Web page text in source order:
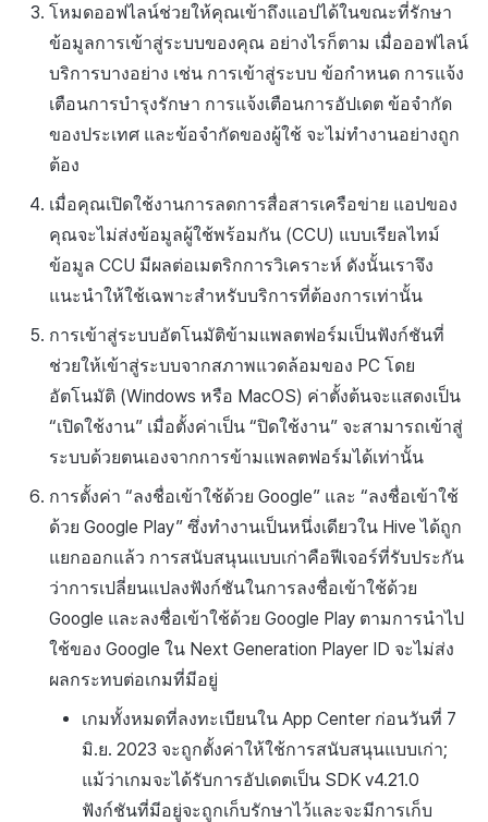
โหมดออฟไลน์ช่วยให้คุณเข้าถึงแอปได้ในขณะที่รักษา
ข้อมูลการเข้าสู่ระบบของคุณ อย่างไรก็ตาม เมื่อออฟไลน์
บริการบางอย่าง เช่น การเข้าสู่ระบบ ข้อกำหนด การแจ้ง
เตือนการบำรุงรักษา การแจ้งเตือนการอัปเดต ข้อจำกัด
ของประเทศ และข้อจำกัดของผู้ใช้ จะไม่ทำงานอย่างถูก
ต้อง
เมื่อคุณเปิดใช้งานการลดการสื่อสารเครือข่าย แอปของ
คุณจะไม่ส่งข้อมูลผู้ใช้พร้อมกัน (CCU) แบบเรียลไทม์
ข้อมูล CCU มีผลต่อเมตริกการวิเคราะห์ ดังนั้นเราจึง
แนะนำให้ใช้เฉพาะสำหรับบริการที่ต้องการเท่านั้น
การเข้าสู่ระบบอัตโนมัติข้ามแพลตฟอร์มเป็นฟังก์ชันที่
ช่วยให้เข้าสู่ระบบจากสภาพแวดล้อมของ PC โดย
อัตโนมัติ (Windows หรือ MacOS) ค่าตั้งต้นจะแสดงเป็น
“เปิดใช้งาน” เมื่อตั้งค่าเป็น “ปิดใช้งาน” จะสามารถเข้าสู่
ระบบด้วยตนเองจากการข้ามแพลตฟอร์มได้เท่านั้น
การตั้งค่า “ลงชื่อเข้าใช้ด้วย Google” และ “ลงชื่อเข้าใช้
ด้วย Google Play” ซึ่งทำงานเป็นหนึ่งเดียวใน Hive ได้ถูก
แยกออกแล้ว การสนับสนุนแบบเก่าคือฟีเจอร์ที่รับประกัน
ว่าการเปลี่ยนแปลงฟังก์ชันในการลงชื่อเข้าใช้ด้วย
Google และลงชื่อเข้าใช้ด้วย Google Play ตามการนำไป
ใช้ของ Google ใน Next Generation Player ID จะไม่ส่ง
ผลกระทบต่อเกมที่มีอยู่
เกมทั้งหมดที่ลงทะเบียนใน App Center ก่อนวันที่ 7
มิ.ย. 2023 จะถูกตั้งค่าให้ใช้การสนับสนุนแบบเก่า;
แม้ว่าเกมจะได้รับการอัปเดตเป็น SDK v4.21.0
ฟังก์ชันที่มีอยู่จะถูกเก็บรักษาไว้และจะมีการเก็บ